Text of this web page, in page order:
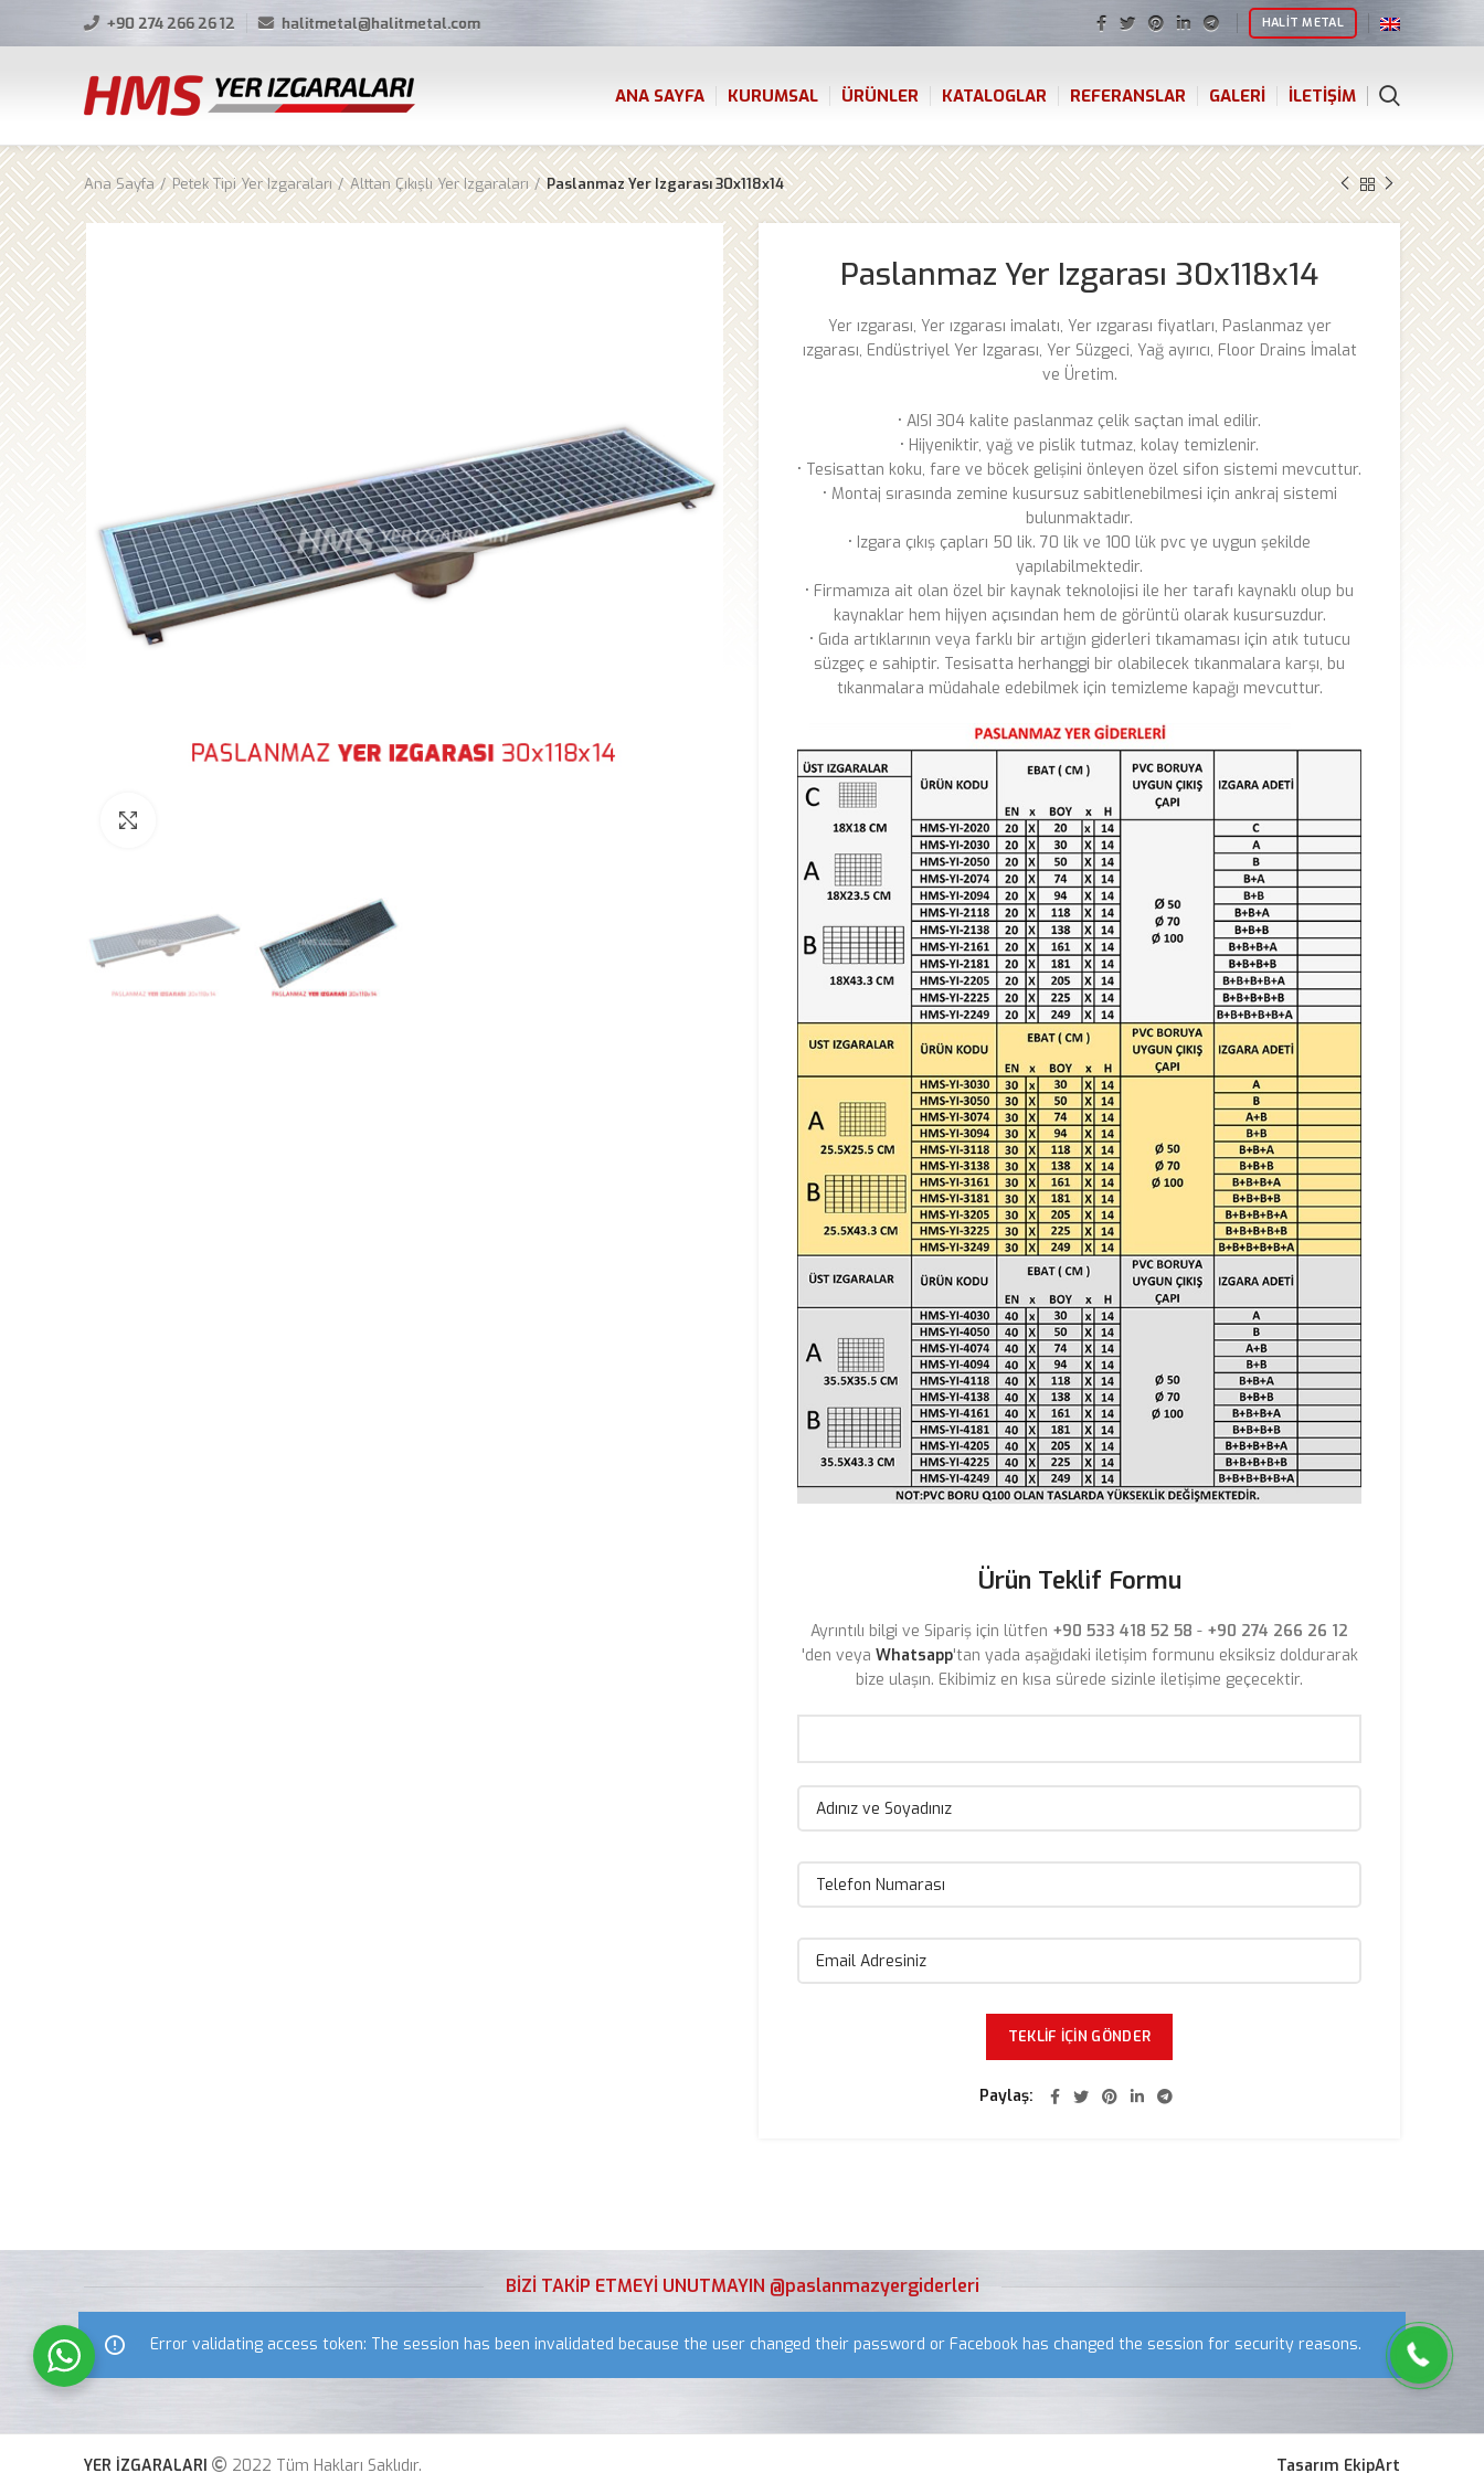
+90 274 266 26 12 halitmetal@halitmetal.com HALIT METAL
ANA SAYFA KURUMSAL ÜRÜNLER KATALOGLAR REFERANSLAR GALERI İLETIŞIM
Ana Sayfa Petek Tipi Yer Izgaraları Alttan Çıkışlı Yer Izgaraları Paslanmaz Yer Izgarası 30x118x14
Paslanmaz Yer Izgarası 30x118x14
Yer ızgarası, Yer ızgarası imalatı, Yer ızgarası fiyatları, Paslanmaz yer
ızgarası, Endüstriyel Yer Izgarası, Yer Süzgeci, Yağ ayırıcı, Floor Drains İmalat
ve Üretim.
• AISI 304 kalite paslanmaz çelik saçtan imal edilir.
• Hijyeniktir, yağ ve pislik tutmaz, kolay temizlenir.
• Tesisattan koku, fare ve böcek gelişini önleyen özel sifon sistemi mevcuttur.
• Montaj sırasında zemine kusursuz sabitlenebilmesi için ankraj sistemi
bulunmaktadır.
• Izgara çıkış çapları 50 lik. 70 lik ve 100 lük pvc ye uygun şekilde
yapılabilmektedir.
• Firmamıza ait olan özel bir kaynak teknolojisi ile her tarafı kaynaklı olup bu
kaynaklar hem hijyen açısından hem de görüntü olarak kusursuzdur.
• Gıda artıklarının veya farklı bir artığın giderleri tıkamaması için atık tutucu
süzgeç e sahiptir. Tesisatta herhanggi bir olabilecek tıkanmalara karşı, bu
tıkanmalara müdahale edebilmek için temizleme kapağı mevcuttur.
Ürün Teklif Formu
Ayrıntılı bilgi ve Sipariş için lütfen +90 533 418 52 58 - +90 274 266 26 12
'den veya Whatsapp'tan yada aşağıdaki iletişim formunu eksiksiz doldurarak
bize ulaşın. Ekibimiz en kısa sürede sizinle iletişime geçecektir.
Paylaş
BİZİ TAKİP ETMEYİ UNUTMAYIN @paslanmazyergiderleri
Error validating access token: The session has been invalidated because the user changed their password or Facebook has changed the session for security reasons.
YER İZGARALARI 2022 Tüm Hakları Saklıdır. Tasarım EkipArt